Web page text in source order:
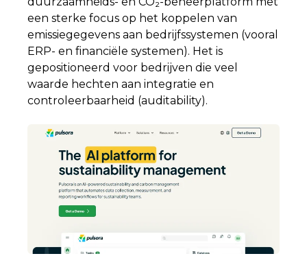
een sterke focus op het koppelen van
emissiegegevens aan bedrijfssystemen (vooral
ERP- en financiële systemen). Het is
gepositioneerd voor bedrijven die veel
waarde hechten aan integratie en
controleerbaarheid (auditability).